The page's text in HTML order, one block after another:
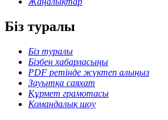
Біз туралы
Біз туралы
Бізбен хабарласыңы
PDF ретінде жүктеп алыңыз
Зауытқа саяхат
Құрмет грамотасы
Командалық шоу